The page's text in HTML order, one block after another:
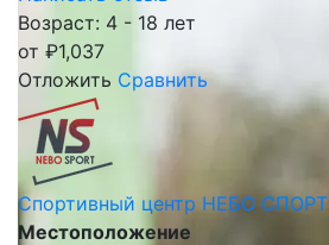
Возраст: 4 - 18 лет
от ₽1,037
Отложить Сравнить
Спортивный центр НЕБО СПОРТ
Местоположение